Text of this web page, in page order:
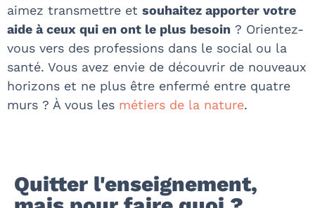
aimez transmettre et souhaitez apporter votre
aide à ceux qui en ont le plus besoin ? Orientez-
vous vers des professions dans le social ou la
santé. Vous avez envie de découvrir de nouveaux
horizons et ne plus être enfermé entre quatre
murs ? À vous les métiers de la nature.
Quitter l'enseignement,